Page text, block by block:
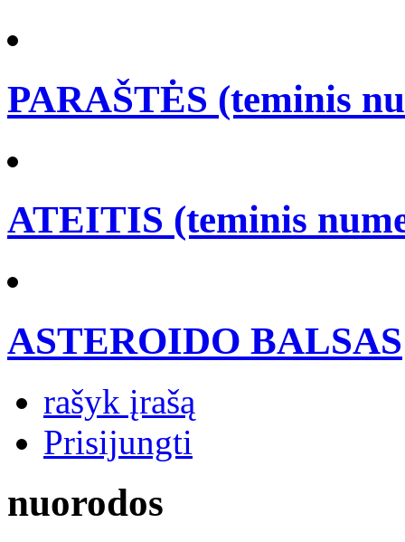
PARAŠTĖS (teminis
ATEITIS (teminis
ASTEROIDO BALSAS
rašyk įrašą
Prisijungti
nuorodos